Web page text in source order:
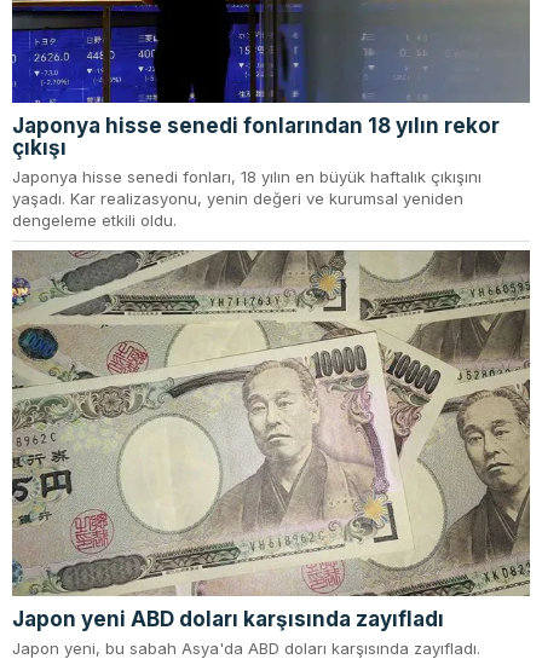
Japonya hisse senedi fonlarından 18 yılın rekor
çıkışı
Japonya hisse senedi fonları, 18 yılın en büyük haftalık çıkışını
yaşadı. Kar realizasyonu, yenin değeri ve kurumsal yeniden
dengeleme etkili oldu.
Japon yeni ABD doları karşısında zayıfladı
Japon yeni, bu sabah Asya'da ABD doları karşısında zayıfladı.